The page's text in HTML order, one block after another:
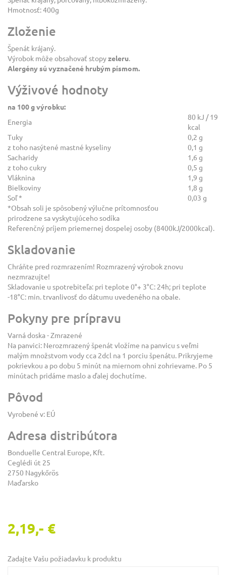
Hmotnosť: 400g
Zloženie
Špenát krájaný.
Výrobok môže obsahovať stopyzeleru.
Alergény sú vyznačené hrubým písmom.
Výživové hodnoty
na 100 g výrobku:
Energia
80 kJ / 19
kcal
Tuky
0,2 g
z toho nasýtené mastné kyseliny
0,1 g
Sacharidy
1,6 g
z toho cukry
0,5 g
Vláknina
1,9 g
Bielkoviny
1,8 g
Soľ *
0,03 g
*Obsah soli je spôsobený výlučne prítomnosťou
prirodzene sa vyskytujúceho sodíka
Referenčný príjem priemernej dospelej osoby (8400kJ/2000kcal).
Skladovanie
Chráňte pred rozmrazením! Rozmrazený výrobok znovu
nezmrazujte!
Skladovanie u spotrebiteľa: pri teplote 0°+ 3°C: 24h; pri teplote
-18°C: min. trvanlivosť do dátumu uvedeného na obale.
Pokyny pre prípravu
Varná doska - Zmrazené
Na panvici: Nerozmrazený špenát vložíme na panvicu s veľmi
malým množstvom vody cca 2dcl na 1 porciu špenátu. Prikryjeme
pokrievkou a po dobu 5 minút na miernom ohni zohrievame. Po 5
minútach pridáme maslo a ďalej dochutíme.
Pôvod
Vyrobené v: EÚ
Adresa distribútora
Bonduelle Central Europe, Kft.
Ceglédi út 25
2750 Nagykőrös
Maďarsko
2,19,- €
Zadajte Vašu požiadavku k produktu